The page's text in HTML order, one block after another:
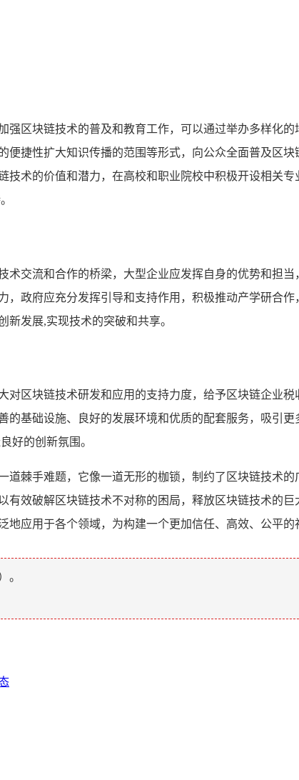
区块链技术的普及和教育工作，可以通过举办多样化
便捷性扩大知识传播的范围等形式，向公众全面普及区
技术的价值和潜力，在高校和职业院校中积极开设相关
术交流和合作的桥梁，大型企业应发挥自身的优势和担
，政府应充分发挥引导和支持作用，积极推动产学研合
发展,实现技术的突破和共享。
对区块链技术研发和应用的支持力度，给予区块链企业
的基础设施、良好的发展环境和优质的配套服务，吸引
好的创新氛围。
道棘手难题，它像一道无形的枷锁，制约了区块链技术
效破解区块链技术不对称的困局，释放区块链技术的
应用于各个领域，为构建一个更加信任、高效、公平的
。